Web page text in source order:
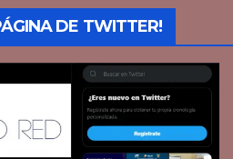
DE TWITTER!